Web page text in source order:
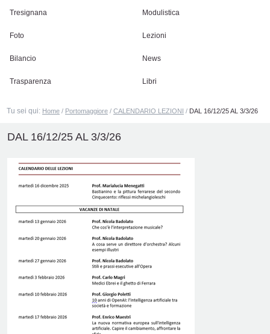
Tresignana Modulistica
Foto Lezioni
Bilancio News
Trasparenza Libri
Tu sei qui: Home / Portomaggiore /CALENDARIO LEZIONI / DAL 16/12/25 AL 3/3/26
DAL 16/12/25 AL 3/3/26